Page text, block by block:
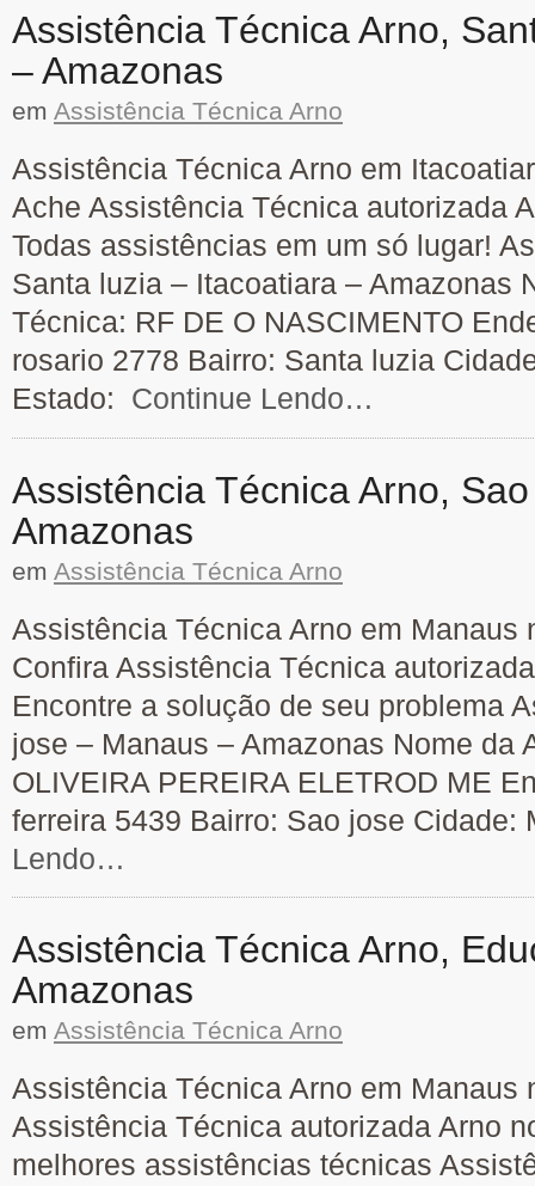
Assistência Técnica Arno,
– Amazonas
em Assistência Técnica Arno
Assistência Técnica Arno em
Ache Assistência Técnica autorizada
Todas assistências em um só lugar!
Santa luzia – Itacoatiara – Amazonas
Técnica: RF DE O NASCIMENTO
rosario 2778 Bairro: Santa luzia
Estado: Continue Lendo…
Assistência Técnica Arno,
Amazonas
em Assistência Técnica Arno
Assistência Técnica Arno em Manaus
Confira Assistência Técnica
Encontre a solução de seu problema
jose – Manaus – Amazonas Nome da
OLIVEIRA PEREIRA ELETROD ME
ferreira 5439 Bairro: Sao jose Cidade:
Lendo…
Assistência Técnica Arno,
Amazonas
em Assistência Técnica Arno
Assistência Técnica Arno em Manaus
Assistência Técnica autorizada Arno
melhores assistências técnicas